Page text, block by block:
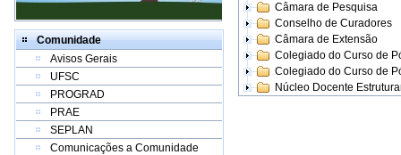
Comunidade
Avisos Gerais
UFSC
PROGRAD
PRAE
SEPLAN
Comunicações a Comunidade
Câmara de Pesquisa
Conselho de Curadores
Câmara de Extensão
Colegiado do Curso de
Colegiado do Curso de
Núcleo Docente